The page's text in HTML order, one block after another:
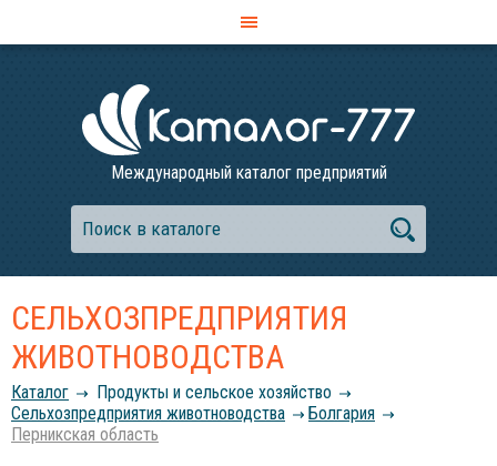
Международный каталог предприятий
СЕЛЬХОЗПРЕДПРИЯТИЯ
ЖИВОТНОВОДСТВА
Каталог
Продукты и сельское хозяйство
Сельхозпредприятия животноводства
Болгария
Перникская область